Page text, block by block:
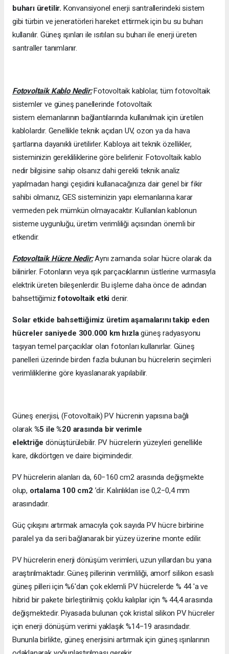
buharı üretilir. Konvansiyonel enerji santrallerindeki sistem
gibi türbin ve jeneratörleri hareket ettirmek için bu su buharı
kullanılır. Güneş ışınları ile ısıtılan su buharı ile enerji üreten
santraller tanımlanır.
Fotovoltaik Kablo Nedir:Fotovoltaik kablolar, tüm fotovoltaik
sistemler ve güneş panellerinde fotovoltaik
sistem elemanlarının bağlantılarında kullanılmak için üretilen
kablolardır. Genellikle teknik açıdan UV, ozon ya da hava
şartlarına dayanıklı üretilirler. Kabloya ait teknik özellikler,
sisteminizin gerekliliklerine göre belirlenir. Fotovoltaik kablo
nedir bilgisine sahip olsanız dahi gerekli teknik analiz
yapılmadan hangi çeşidini kullanacağınıza dair genel bir fikir
sahibi olmanız, GES sisteminizin yapı elemanlarına karar
vermeden pek mümkün olmayacaktır. Kullanılan kablonun
sisteme uygunluğu, üretim verimliliği açısından önemli bir
etkendir.
Fotovoltaik Hücre Nedir:Aynı zamanda solar hücre olarak da
bilinirler. Fotonların veya ışık parçacıklarının üstlerine vurmasıyla
elektrik üreten bileşenlerdir. Bu işleme daha önce de adından
bahsettiğimizfotovoltaik etkidenir.
Solar etkide bahsettiğimiz üretim aşamalarını takip eden
hücreler saniyede 300.000 km hızlagüneş radyasyonu
taşıyan temel parçacıklar olan fotonları kullanırlar. Güneş
panelleri üzerinde birden fazla bulunan bu hücrelerin seçimleri
verimliliklerine göre kıyaslanarak yapılabilir.
Güneş enerjisi, (Fotovoltaik) PV hücrenin yapısına bağlı
olarak %5 ile %20 arasında bir verimle
elektriğedönüştürülebilir. PV hücrelerin yüzeyleri genellikle
kare, dikdörtgen ve daire biçimindedir.
PV hücrelerin alanları da, 60−160 cm2 arasında değişmekte
olup, ortalama 100 cm2 ’dir. Kalınlıkları ise 0,2−0,4 mm
arasındadır.
Güç çıkışını artırmak amacıyla çok sayıda PV hücre birbirine
paralel ya da seri bağlanarak bir yüzey üzerine monte edilir.
PV hücrelerin enerji dönüşüm verimleri, uzun yıllardan bu yana
araştırılmaktadır. Güneş pillerinin verimliliği, amorf silikon esaslı
güneş pilleri için %6'dan çok eklemli PV hücrelerde % 44 'a ve
hibrid bir pakete birleştirilmiş çoklu kalıplar için % 44,4 arasında
değişmektedir. Piyasada bulunan çok kristal silikon PV hücreler
için enerji dönüşüm verimi yaklaşık %14−19 arasındadır.
Bununla birlikte, güneş enerjisini artırmak için güneş ışınlarının